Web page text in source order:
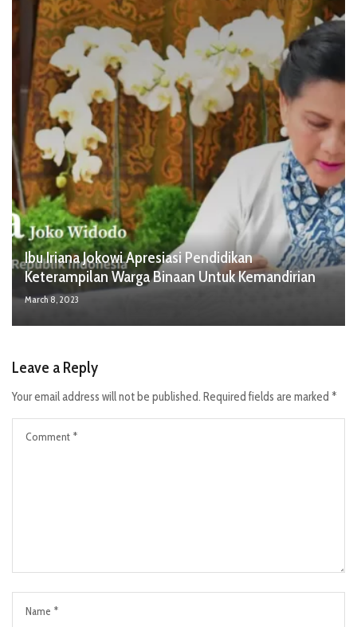
Ibu Iriana Jokowi Apresiasi Pendidikan
Keterampilan Warga Binaan Untuk Kemandirian
March 8, 2023
Leave a Reply
Your email address will not be published. Required fields are marked *